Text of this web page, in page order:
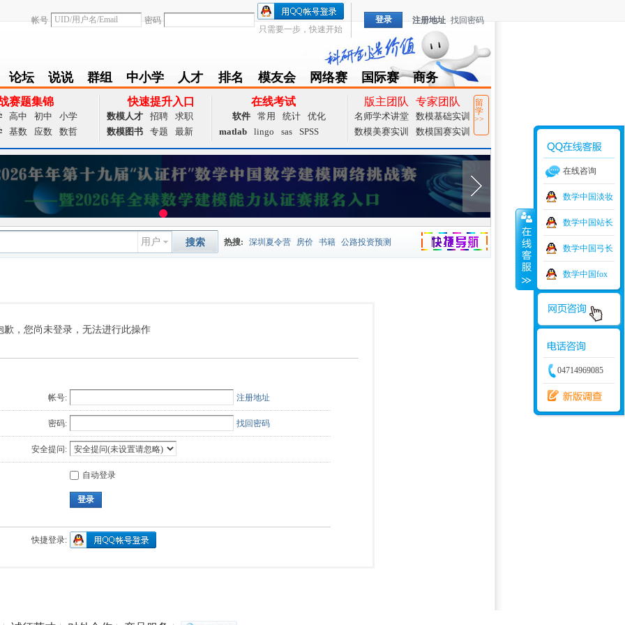
帐号
密码
只需要一步，快速开始
登录 注册地址 找回密码
论坛
BBS
说说
Follow
群组
group
中小学
zxx
人才
achieve
排名
Ranklist
模友会
Club
网络赛
TZMCM
国际赛
CAMCM
商务
Special
赛题集锦
高中 初中
小学
基数 应数 数哲
快速提升入口
数模人才 招聘
求职
数模图书
专题 最新
在线考试
软件 常用 统计
优化
matlab
lingo sas SPSS
版主团队 专家团队
名师学术讲堂
数模基础实训
数模美赛实训
数模国赛实训
留
学
>>
捷导航
用户 搜索 热搜: 深圳夏令营 房价 书籍 公路投资预测
歉，您尚未登录，无法进行此操作
帐号: 注册地址
密码: 找回密码
安全提问:
自动登录
登录
快捷登录:
在线咨询
数学中国淡妆
数学中国站长
数学中国弓长
数学中国fox
04714969085